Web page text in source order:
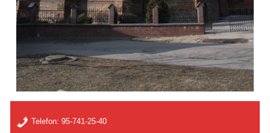
Telefon:95-741-25-40